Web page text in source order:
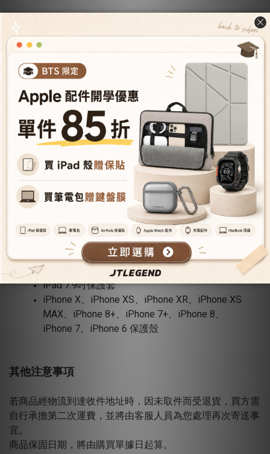
請加入我們的Line官方帳號（ID: @jtlegend）私訊與我們聯
繫，並依指示將問題商品送回檢查，請務必保留購買證明；
如無法提供購買證明，將無法享受完整的保固服務。產品保
固的來回運費將由消費者負擔，我們的保固收件資訊如下
收件人: JTLEGEND客服組-保固組
收件地址: 114 台北市內湖區內湖路一段136號5樓
收件電話: 02-2658-7168
因以下產品已停產無法再持續提供更換服務，若尚在保固年
限內需要保固之服務，保固產品寄回之前請先聯繫客服
（Line ID: @jtlegend），客服人員將協助以『其他同類型
產品』或『其他同價位產品』替換，若無可替換的產品將會
提供『官網折扣碼』做為補償：
USB A 快充線 (Lightning to USB、8pin to USB)
iPad 10.5吋保護套
iPad 9.7吋保護套
iPad 7.9吋保護套
iPhone X、iPhone XS、iPhone XR、iPhone XS
MAX、iPhone 8+、iPhone 7+、iPhone 8、
iPhone 7、iPhone 6 保護殼
其他注意事項
若商品經物流到達收件地址時，因未取件而受退貨，買方需
自行承擔第二次運費，並將由客服人員為您處理再次寄送事
宜。
商品保固日期，將由購買單據日起算。